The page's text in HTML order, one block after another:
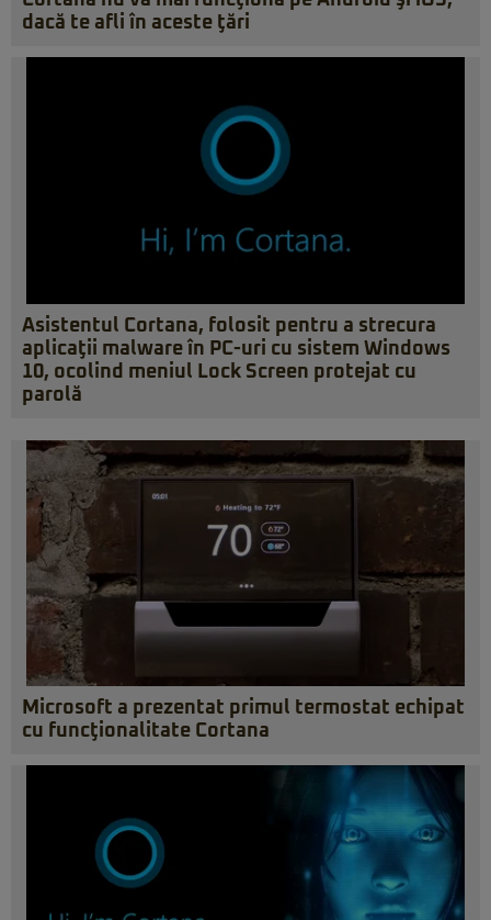
dacă te afli în aceste ţări
Asistentul Cortana, folosit pentru a strecura
aplicaţii malware în PC-uri cu sistem Windows
10, ocolind meniul Lock Screen protejat cu
parolă
Microsoft a prezentat primul termostat echipat
cu funcţionalitate Cortana